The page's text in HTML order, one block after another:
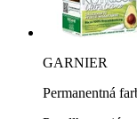
GARNIER
Permanentná